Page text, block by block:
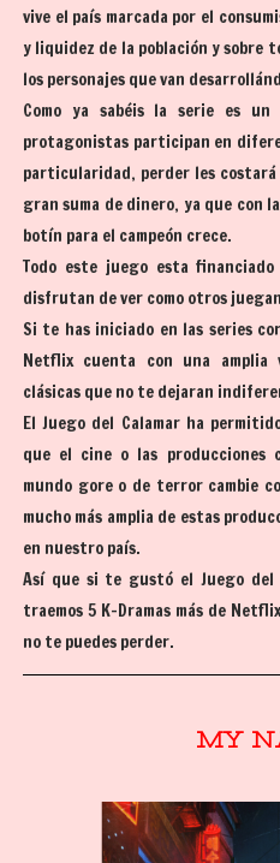
vive el país marcada por el
y liquidez de la población y sobre
los personajes que van
Como ya sabéis la serie es
protagonistas participan en
particularidad, perder les
gran suma de dinero, ya que con
botín para el campeón crece.
Todo este juego esta
disfrutan de ver como otros
Si te has iniciado en las series
Netflix cuenta con una amplia
clásicas que no te dejaran
El Juego del Calamar ha
que el cine o las producciones
mundo gore o de terror cambie
mucho más amplia de estas
en nuestro país.
Así que si te gustó el Juego del
traemos 5 K-Dramas más de
no te puedes perder.
MY